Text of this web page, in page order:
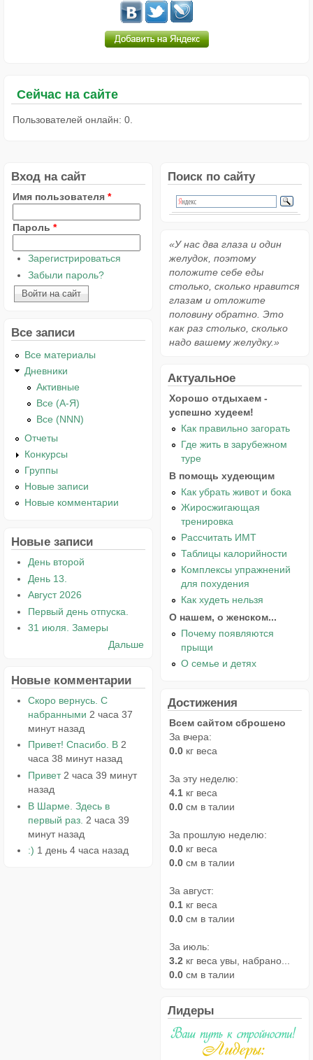
Сейчас на сайте
Пользователей онлайн: 0.
Вход на сайт
Имя пользователя *
Пароль *
Зарегистрироваться
Забыли пароль?
Все записи
Все материалы
Дневники
Активные
Все (А-Я)
Все (NNN)
Отчеты
Конкурсы
Группы
Новые записи
Новые комментарии
Новые записи
День второй
День 13.
Август 2026
Первый день отпуска.
31 июля. Замеры
Дальше
Новые комментарии
Скоро вернусь. С
набранными 2 часа 37
минут назад
Привет! Спасибо. В 2
часа 38 минут назад
Привет 2 часа 39 минут
назад
В Шарме. Здесь в
первый раз. 2 часа 39
минут назад
:) 1 день 4 часа назад
Поиск по сайту
«У нас два глаза и один
желудок, поэтому
положите себе еды
столько, сколько нравится
глазам и отложите
половину обратно. Это
как раз столько, сколько
надо вашему желудку.»
Актуальное
Хорошо отдыхаем -
успешно худеем!
Как правильно загорать
Где жить в зарубежном
туре
В помощь худеющим
Как убрать живот и бока
Жиросжигающая
тренировка
Рассчитать ИМТ
Таблицы калорийности
Комплексы упражнений
для похудения
Как худеть нельзя
О нашем, о женском...
Почему появляются
прыщи
О семье и детях
Достижения
Всем сайтом сброшено
За вчера:
0.0 кг веса
За эту неделю:
4.1 кг веса
0.0 см в талии
За прошлую неделю:
0.0 кг веса
0.0 см в талии
За август:
0.1 кг веса
0.0 см в талии
За июль:
3.2 кг веса увы, набрано...
0.0 см в талии
Лидеры